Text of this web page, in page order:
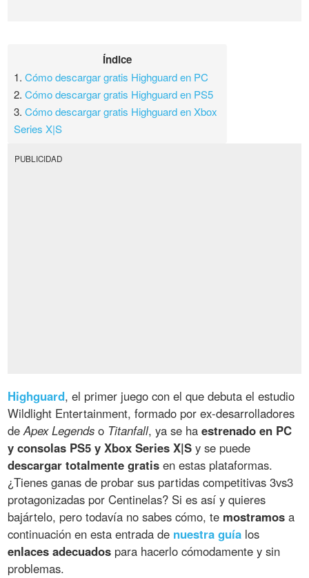
Índice
1.Cómo descargar gratis Highguard en PC
2.Cómo descargar gratis Highguard en PS5
3.Cómo descargar gratis Highguard en Xbox
Series X|S
PUBLICIDAD
Highguard, el primer juego con el que debuta el estudio
Wildlight Entertainment, formado por ex-desarrolladores
deApex Legends o Titanfall, ya se haestrenado en PC
y consolas PS5 y Xbox Series X|S y se puede
descargar totalmente gratis en estas plataformas.
¿Tienes ganas de probar sus partidas competitivas 3vs3
protagonizadas por Centinelas? Si es así y quieres
bajártelo, pero todavía no sabes cómo, te mostramos a
continuación en esta entrada de nuestra guía los
enlaces adecuados para hacerlo cómodamente y sin
problemas.